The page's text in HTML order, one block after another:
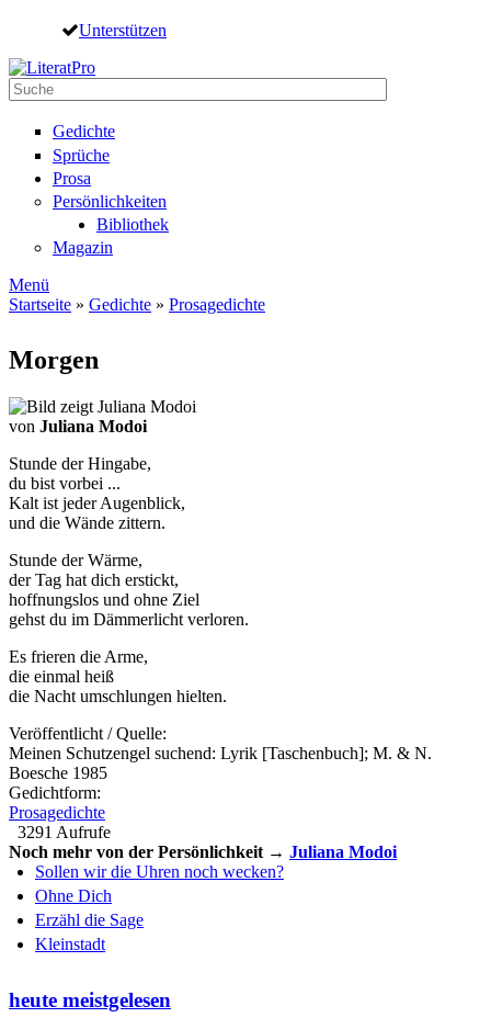
Direkt zum Inhalt
Unterstützen
Suche
Gedichte
Sprüche
Prosa
Persönlichkeiten
Bibliothek
Magazin
Menü
Startseite » Gedichte » Prosagedichte
Morgen
von Juliana Modoi
Stunde der Hingabe,
du bist vorbei ...
Kalt ist jeder Augenblick,
und die Wände zittern.
Stunde der Wärme,
der Tag hat dich erstickt,
hoffnungslos und ohne Ziel
gehst du im Dämmerlicht verloren.
Es frieren die Arme,
die einmal heiß
die Nacht umschlungen hielten.
Veröffentlicht / Quelle:
Meinen Schutzengel suchend: Lyrik [Taschenbuch]; M. & N.
Boesche 1985
Gedichtform:
Prosagedichte
3291 Aufrufe
Noch mehr von der Persönlichkeit → Juliana Modoi
Sollen wir die Uhren noch wecken?
Ohne Dich
Erzähl die Sage
Kleinstadt
heute meistgelesen